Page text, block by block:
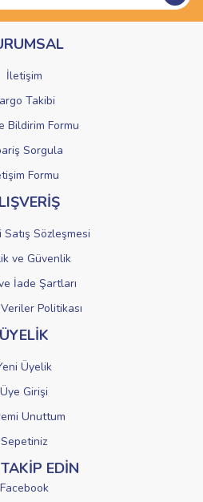
bulunuyor.
daha pahalı.
Gönder
İletişim
Takibi
Bildirim Formu
Sorgula
Formu
Sözleşmesi
ve Güvenlik
İade Şartları
Politikası
ÜYELİK
Üyelik
Üye Girişi
Unuttum
Sepetiniz
EDİN
Facebook